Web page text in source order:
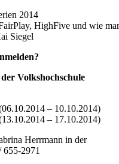
HighFive und wie
Siegel
Volkshochschule
– 10.10.2014)
– 17.10.2014)
Herrmann in der
2971